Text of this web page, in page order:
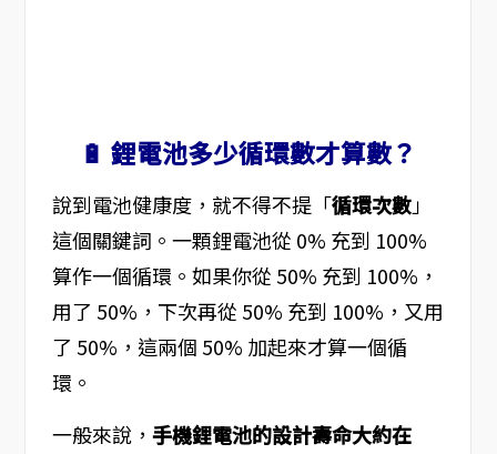
🔋 鋰電池多少循環數才算數？
說到電池健康度，就不得不提「循環次數」
這個關鍵詞。一顆鋰電池從 0% 充到 100%
算作一個循環。如果你從 50% 充到 100%，
用了 50%，下次再從 50% 充到 100%，又用
了 50%，這兩個 50% 加起來才算一個循
環。
一般來說， 手機鋰電池的設計壽命大約在